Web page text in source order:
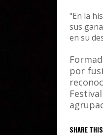
"En la
sus
en su
por
SHARE THIS